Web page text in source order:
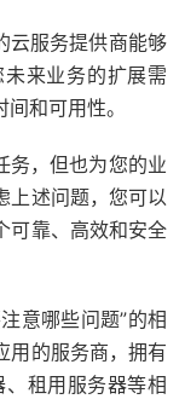
云服务提供商能够
来业务的扩展需
和可用性。
务，但也为您的业
上述问题，您可以
可靠、高效和安全
意哪些问题”的相
用的服务商，拥有
、租用服务器等相